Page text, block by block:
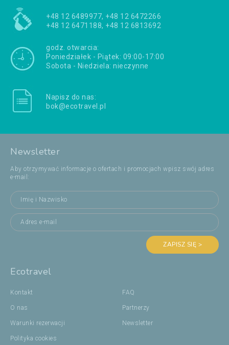
+48 12 6489977, +48 12 6472266
+48 12 6471188, +48 12 6813692
godz. otwarcia:
Poniedziałek - Piątek: 09:00-17:00
Sobota - Niedziela: nieczynne
Napisz do nas:
bok@ecotravel.pl
Newsletter
Aby otrzymywać informacje o ofertach i promocjach wpisz swój adres
e-mail:
ZAPISZ SIĘ >
Ecotravel
Kontakt
O nas
Warunki rezerwacji
Polityka cookies
FAQ
Partnerzy
Newsletter